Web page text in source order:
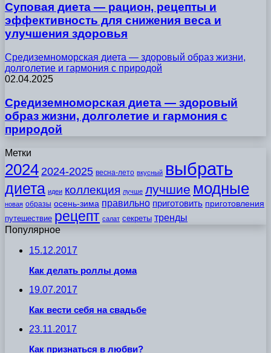
Суповая диета — рацион, рецепты и
эффективность для снижения веса и
улучшения здоровья
Средиземноморская диета — здоровый образ жизни,
долголетие и гармония с природой
02.04.2025
Средиземноморская диета — здоровый
образ жизни, долголетие и гармония с
природой
Метки
2024 2024-2025 весна-лето вкусный выбрать
диета идеи коллекция лучше лучшие модные
новая образы осень-зима правильно приготовить приготовления
путешествие рецепт салат секреты тренды
Популярное
15.12.2017
Как делать роллы дома
19.07.2017
Как вести себя на свадьбе
23.11.2017
Как признаться в любви?